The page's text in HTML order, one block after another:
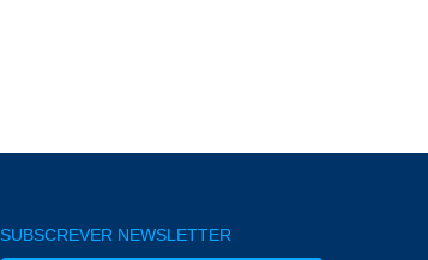
SUBSCREVER NEWSLETTER